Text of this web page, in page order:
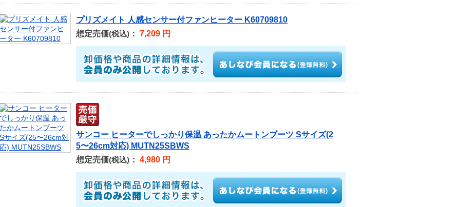
プリズメイト 人感センサー付ファンヒーター K60709810
想定売価(税込) ： 7,209 円
サンコー ヒーターでしっかり保温 あったかムートンブーツ Sサイズ(2
5〜26cm対応) MUTN25SBWS
想定売価(税込) ： 4,980 円